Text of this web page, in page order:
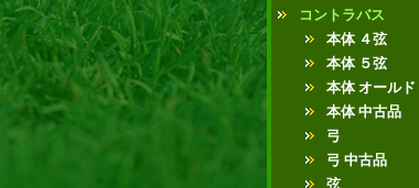
コントラバス
本体 ４弦
本体 ５弦
本体 オールド
本体 中古品
弓
弓 中古品
弦